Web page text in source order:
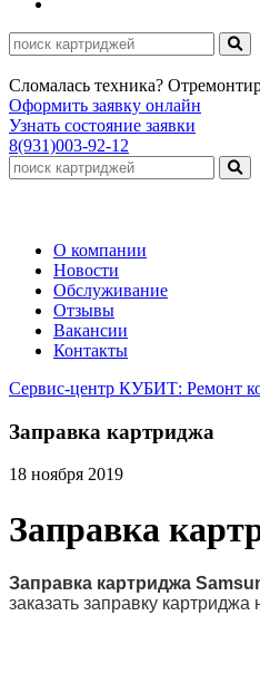
Сломалась техника?
Оформить заявку онлайн
Узнать состояние заявки
8(931)003-92-12
О компании
Новости
Обслуживание
Отзывы
Вакансии
Контакты
Сервис-центр КУБИТ: Ремонт
Заправка картриджа
18 ноября 2019
Заправка
Заправка картриджа
заказать заправку картриджа